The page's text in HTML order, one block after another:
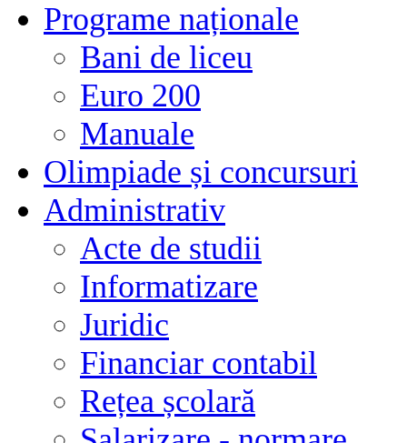
Programe naționale
Bani de liceu
Euro 200
Manuale
Olimpiade și concursuri
Administrativ
Acte de studii
Informatizare
Juridic
Financiar contabil
Rețea școlară